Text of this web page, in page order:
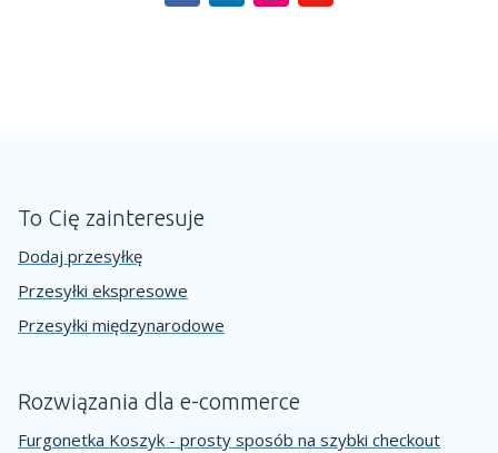
To Cię zainteresuje
Dodaj przesyłkę
Przesyłki ekspresowe
Przesyłki międzynarodowe
Rozwiązania dla e-commerce
Furgonetka Koszyk - prosty sposób na szybki checkout